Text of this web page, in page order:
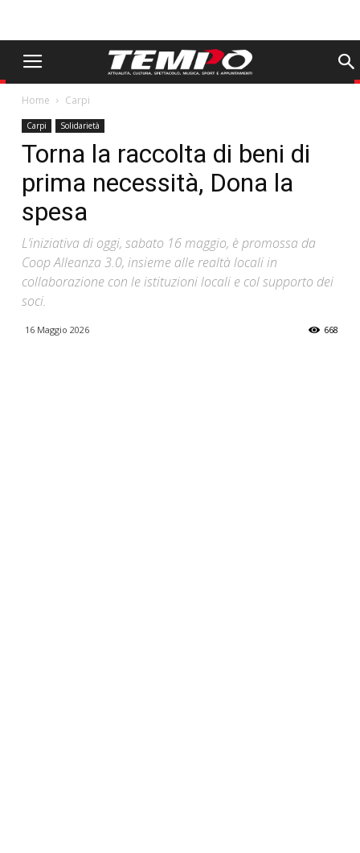
Home Carpi
Carpi Solidarietà
Torna la raccolta di beni di
prima necessità, Dona la
spesa
L’iniziativa di oggi, sabato 16 maggio, è promossa da
Coop Alleanza 3.0, insieme alle realtà locali in
collaborazione con le istituzioni locali e col supporto dei
soci.
16 Maggio 2026 668